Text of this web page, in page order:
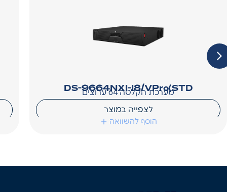
DS-9664NXI-I8/VPro(STD
מערכת הקלטה 64 ערוצים
לצפייה במוצר
הוסף להשוואה